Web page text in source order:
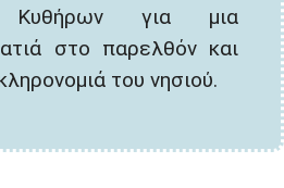
για μια
στο παρελθόν και
του νησιού.